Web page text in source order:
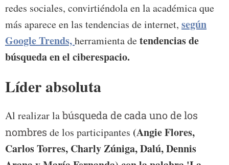
redes sociales, convirtiéndola en la académica que
más aparece en las tendencias de internet, según
Google Trends,herramienta detendencias de
búsqueda en el ciberespacio.
Líder absoluta
Al realizar labúsqueda de cada uno de los
nombres de los participantes (Angie Flores,
Carlos Torres, Charly Zúniga, Dalú, Dennis